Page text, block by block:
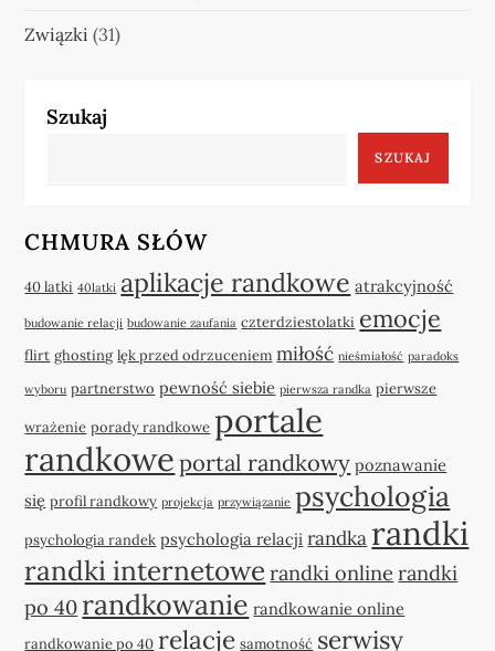
Związki (31)
Szukaj
SZUKAJ
CHMURA SŁÓW
40 latki 40latki aplikacje randkowe atrakcyjność
budowanie relacji budowanie zaufania czterdziestolatki emocje
flirt ghosting lęk przed odrzuceniem miłość nieśmiałość paradoks
wyboru partnerstwo pewność siebie pierwsza randka pierwsze
wrażenie porady randkowe portale
randkowe portal randkowy poznawanie
się profil randkowy projekcja przywiązanie psychologia
psychologia randek psychologia relacji randka randki
randki internetowe randki online randki
po 40 randkowanie randkowanie online
randkowanie po 40 relacje samotność serwisy